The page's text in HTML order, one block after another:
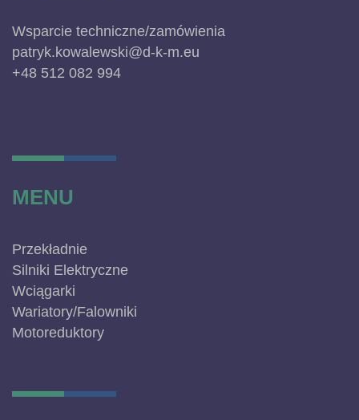
Wsparcie techniczne/zamówienia
patryk.kowalewski@d-k-m.eu
+48 512 082 994
MENU
Przekładnie
Silniki Elektryczne
Wciągarki
Wariatory/Falowniki
Motoreduktory